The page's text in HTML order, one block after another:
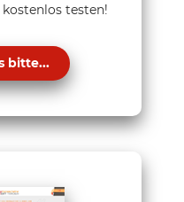
testen!
bitte...